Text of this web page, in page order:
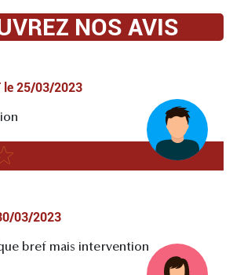
NOS AVIS
le 25/03/2023
03/2023
bref mais intervention